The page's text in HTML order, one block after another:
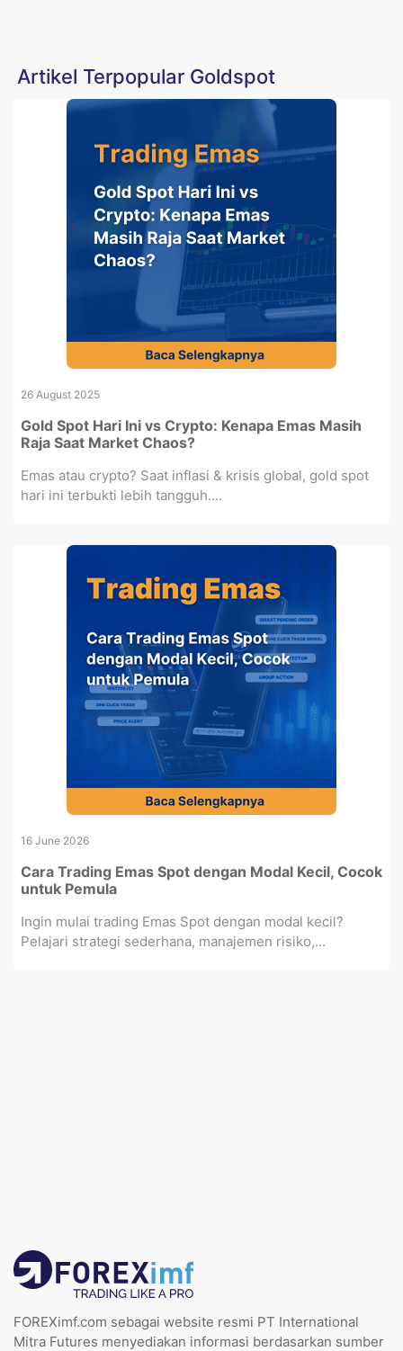
Artikel Terpopular Goldspot
26 August 2025
Gold Spot Hari Ini vs Crypto: Kenapa Emas Masih
Raja Saat Market Chaos?
Emas atau crypto? Saat inflasi & krisis global, gold spot
hari ini terbukti lebih tangguh....
16 June 2026
Cara Trading Emas Spot dengan Modal Kecil, Cocok
untuk Pemula
Ingin mulai trading Emas Spot dengan modal kecil?
Pelajari strategi sederhana, manajemen risiko,...
FOREXimf.com sebagai website resmi PT International
Mitra Futures menyediakan informasi berdasarkan sumber